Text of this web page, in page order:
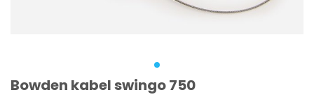
Bowden kabel swingo 750